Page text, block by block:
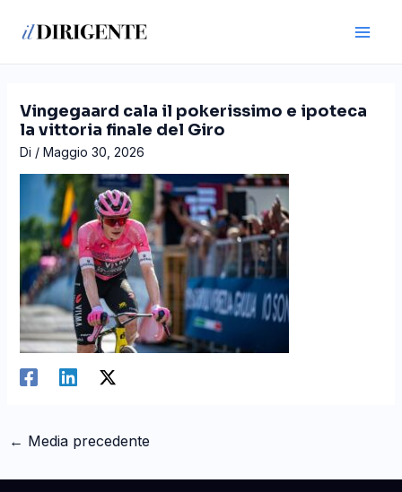
Vingegaard cala il pokerissimo e ipoteca
la vittoria finale del Giro
Di / Maggio 30, 2026
articoli
← Media precedente